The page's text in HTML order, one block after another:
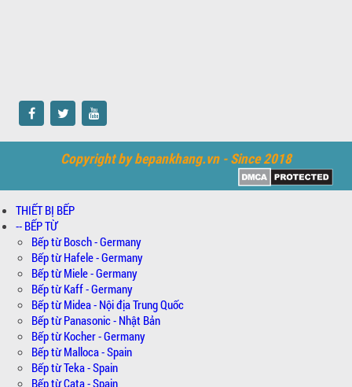
Copyright by bepankhang.vn - Since 2018
THIẾT BỊ BẾP
-- BẾP TỪ
Bếp từ Bosch - Germany
Bếp từ Hafele - Germany
Bếp từ Miele - Germany
Bếp từ Kaff - Germany
Bếp từ Midea - Nội địa Trung Quốc
Bếp từ Panasonic - Nhật Bản
Bếp từ Kocher - Germany
Bếp từ Malloca - Spain
Bếp từ Teka - Spain
Bếp từ Cata - Spain